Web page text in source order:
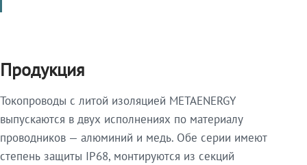
Продукция
Токопроводы с литой изоляцией METAENERGY
выпускаются в двух исполнениях по материалу
проводников — алюминий и медь. Обе серии имеют
степень защиты IP68, монтируются из секций